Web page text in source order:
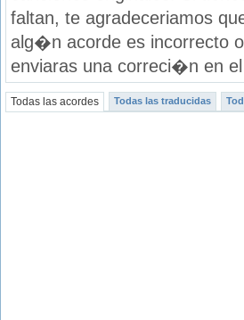
faltan, te agradeceriamos
alg�n acorde es incorrecto
enviaras una correci�n en
Todas las acordes Todas las traducidas